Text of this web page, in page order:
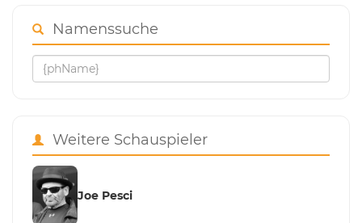
Namenssuche
Weitere Schauspieler
Joe Pesci